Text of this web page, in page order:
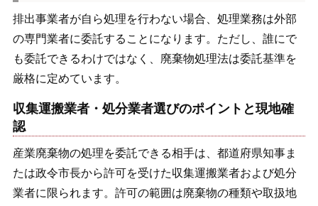
排出事業者が自ら処理を行わない場合、処理業務は外部
の専門業者に委託することになります。ただし、誰にで
も委託できるわけではなく、廃棄物処理法は委託基準を
厳格に定めています。
収集運搬業者・処分業者選びのポイントと現地確
認
産業廃棄物の処理を委託できる相手は、都道府県知事ま
たは政令市長から許可を受けた収集運搬業者および処分
業者に限られます。許可の範囲は廃棄物の種類や取扱地